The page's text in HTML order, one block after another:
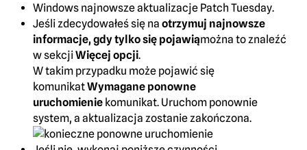
Windows najnowsze aktualizacje Patch Tuesday.
Jeśli zdecydowałeś się na otrzymuj najnowsze
informacje, gdy tylko się pojawiąmożna to znaleźć
w sekcjiWięcej opcji.
W takim przypadku może pojawić się
komunikatWymagane ponowne
uruchomienie komunikat. Uruchom ponownie
system, a aktualizacja zostanie zakończona.